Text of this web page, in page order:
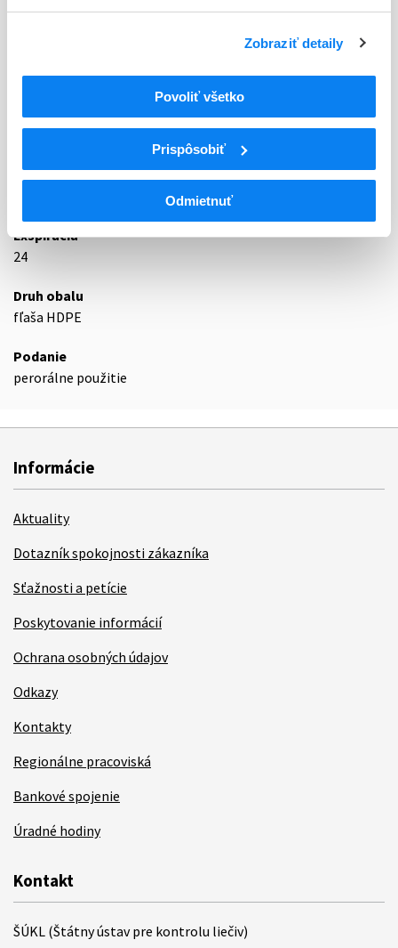
Zobraziť detaily
Povoliť všetko
Prispôsobiť
Odmietnuť
A
TRÁVIACI TRAKT A METABOLIZMUS
A16A
INÉ LIEČIVÁ PRE TRÁVIACI TRAKT A
METABOLIZMUS
A16AX
metabolizmu
Nátriumfenylbutyrát
Exspirácia
24
Druh obalu
fľaša HDPE
Podanie
perorálne použitie
Informácie
Aktuality
Dotazník spokojnosti zákazníka
Sťažnosti a petície
Poskytovanie informácií
Ochrana osobných údajov
Odkazy
Kontakty
Regionálne pracoviská
Bankové spojenie
Úradné hodiny
Kontakt
ŠÚKL (Štátny ústav pre kontrolu liečiv)